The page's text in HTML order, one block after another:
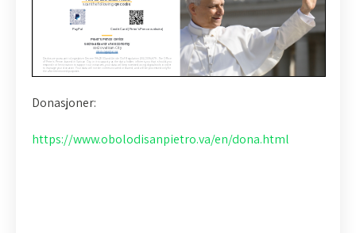
Donasjoner:
https://www.obolodisanpietro.va/en/dona.html